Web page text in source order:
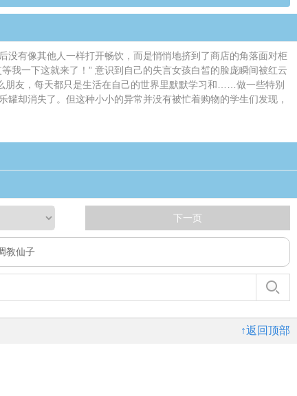
没有像其他人一样打开畅饮，而是悄悄地挤到了商店的角落面对柜
我一下这就来了！” 意识到自己的失言女孩白皙的脸庞瞬间被红云
朋友，每天都只是生活在自己的世界里默默学习和……做一些特别
却消失了。但这种小小的异常并没有被忙着购物的学生们发现，
下一页
教仙子
↑返回顶部